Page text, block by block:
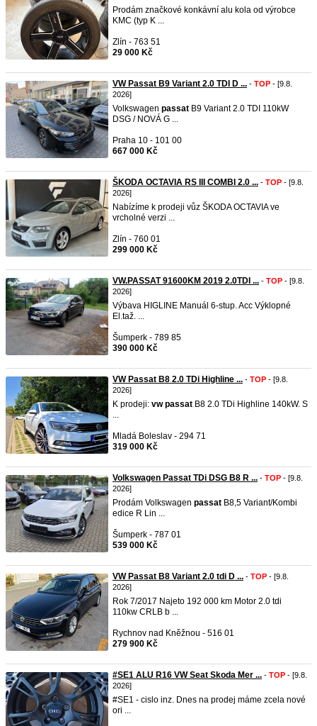
Prodám značkové konkávní alu kola od výrobce
KMC (typ K ...
Zlín - 763 51
29 000 Kč
VW Passat B9 Variant 2.0 TDI D ... - TOP - [9.8.
2026]
Volkswagen passat B9 Variant 2.0 TDI 110kW
DSG / NOVÁ G ...
Praha 10 - 101 00
667 000 Kč
ŠKODA OCTAVIA RS III COMBI 2.0 ... - TOP - [9.8.
2026]
Nabízíme k prodeji vůz ŠKODA OCTAVIA ve
vrcholné verzi ...
Zlín - 760 01
299 000 Kč
VW.PASSAT 91600KM 2019 2.0TDI ... - TOP - [9.8.
2026]
Výbava HIGLINE Manuál 6-stup. Acc Výklopné
El.taž. ...
Šumperk - 789 85
390 000 Kč
VW Passat B8 2.0 TDi Highline ... - TOP - [9.8.
2026]
K prodeji: vw passat B8 2.0 TDi Highline 140kW. S
...
Mladá Boleslav - 294 71
319 000 Kč
Volkswagen Passat TDi DSG B8 R ... - TOP - [9.8.
2026]
Prodám Volkswagen passat B8,5 Variant/Kombi
edice R Lin ...
Šumperk - 787 01
539 000 Kč
VW Passat B8 Variant 2.0 tdi D ... - TOP - [9.8.
2026]
Rok 7/2017 Najeto 192 000 km Motor 2.0 tdi
110kw CRLB b ...
Rychnov nad Kněžnou - 516 01
279 900 Kč
#SE1 ALU R16 VW Seat Skoda Mer ... - TOP - [9.8.
2026]
#SE1 - cislo inz. Dnes na prodej máme zcela nové
ori ...